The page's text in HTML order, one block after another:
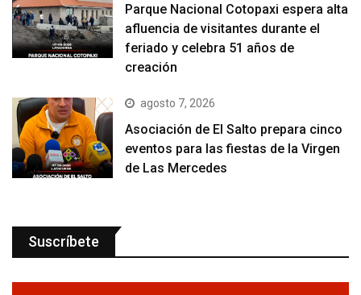
Parque Nacional Cotopaxi espera alta
afluencia de visitantes durante el
feriado y celebra 51 años de
creación
agosto 7, 2026
Asociación de El Salto prepara cinco
eventos para las fiestas de la Virgen
de Las Mercedes
Suscríbete